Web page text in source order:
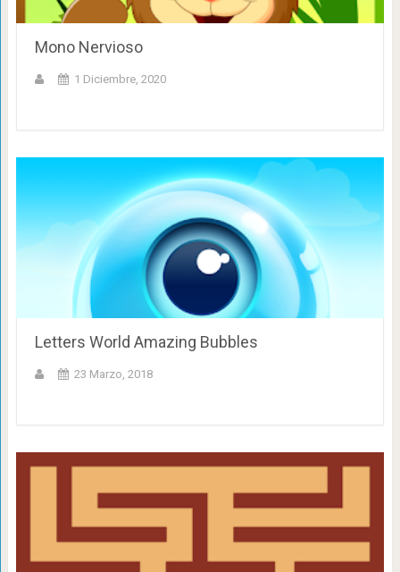
Mono Nervioso
1 Diciembre, 2020
Letters World Amazing Bubbles
23 Marzo, 2018